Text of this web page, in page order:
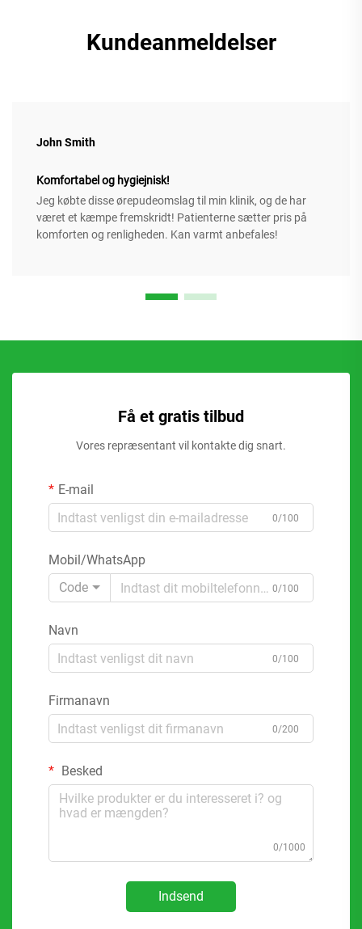
Kundeanmeldelser
John Smith
Komfortabel og hygiejnisk!
Jeg købte disse ørepudeomslag til min klinik, og de har
været et kæmpe fremskridt! Patienterne sætter pris på
komforten og renligheden. Kan varmt anbefales!
Få et gratis tilbud
Vores repræsentant vil kontakte dig snart.
E-mail
0/100
Mobil/WhatsApp
Code
0/100
Navn
0/100
Firmanavn
0/200
Besked
0/1000
Indsend